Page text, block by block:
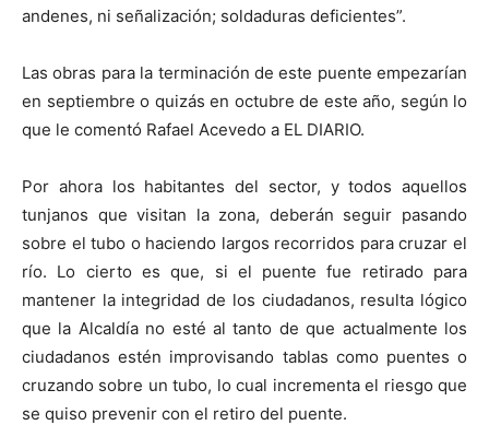
andenes, ni señalización; soldaduras deficientes”.
Las obras para la terminación de este puente empezarían
en septiembre o quizás en octubre de este año, según lo
que le comentó Rafael Acevedo a EL DIARIO.
Por ahora los habitantes del sector, y todos aquellos
tunjanos que visitan la zona, deberán seguir pasando
sobre el tubo o haciendo largos recorridos para cruzar el
río. Lo cierto es que, si el puente fue retirado para
mantener la integridad de los ciudadanos, resulta lógico
que la Alcaldía no esté al tanto de que actualmente los
ciudadanos estén improvisando tablas como puentes o
cruzando sobre un tubo, lo cual incrementa el riesgo que
se quiso prevenir con el retiro del puente.